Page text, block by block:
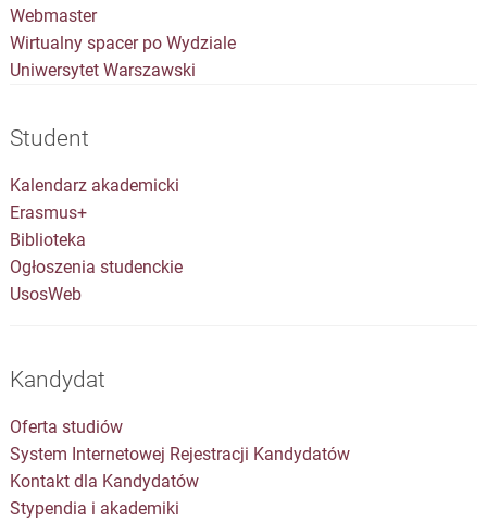
Webmaster
Wirtualny spacer po Wydziale
Uniwersytet Warszawski
Student
Kalendarz akademicki
Erasmus+
Biblioteka
Ogłoszenia studenckie
UsosWeb
Kandydat
Oferta studiów
System Internetowej Rejestracji Kandydatów
Kontakt dla Kandydatów
Stypendia i akademiki